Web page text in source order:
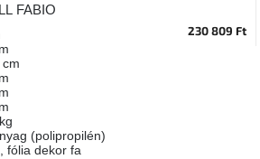
FABIO
230 809 Ft
(polipropilén)
fólia dekor fa